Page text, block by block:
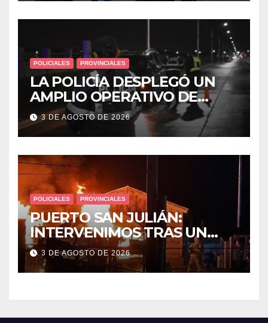
POLICIALES PROVINCIALES
LA POLICÍA DESPLEGÓ UN
AMPLIO OPERATIVO DE
PREVENCIÓN Y CONTROLES
EN TODA LA CIUDAD
3 DE AGOSTO DE 2026
POLICIALES PROVINCIALES
PUERTO SAN JULIÁN:
INTERVENIMOS TRAS UN
INCENDIO DE VIVIENDA QUE
DEJÓ DOS VÍCTIMAS
FATALES Y UN DETENIDO
3 DE AGOSTO DE 2026